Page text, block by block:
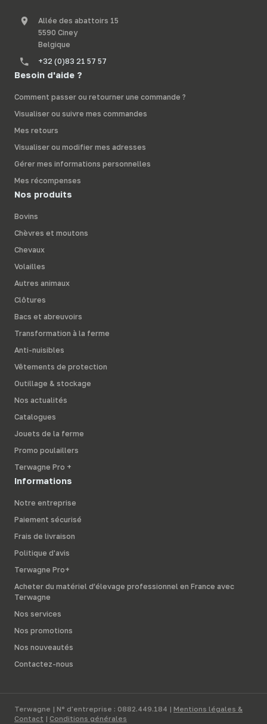
Allée des abattoirs 15
5590 Ciney
Belgique
+32 (0)83 21 57 57
Besoin d'aide ?
Comment passer ou retourner une commande ?
Visualiser ou suivre mes commandes
Mes retours
Visualiser ou modifier mes adresses
Gérer mes informations personnelles
Mes récompenses
Nos produits
Bovins
Chèvres et moutons
Chevaux
Volailles
Autres animaux
Clôtures
Bacs et abreuvoirs
Transformation à la ferme
Anti-nuisibles
Vêtements de protection
Outillage & stockage
Nos actualités
Catalogues
Jouets de la ferme
Promo poulaillers
Terwagne Pro +
Informations
Notre entreprise
Paiement sécurisé
Frais de livraison
Politique d'avis
Terwagne Pro+
Acheter du matériel d’élevage professionnel en France avec
Terwagne
Nos services
Nos promotions
Nos nouveautés
Contactez-nous
Terwagne | N° d'entreprise : 0882.449.184 | Mentions légales &
Contact | Conditions générales